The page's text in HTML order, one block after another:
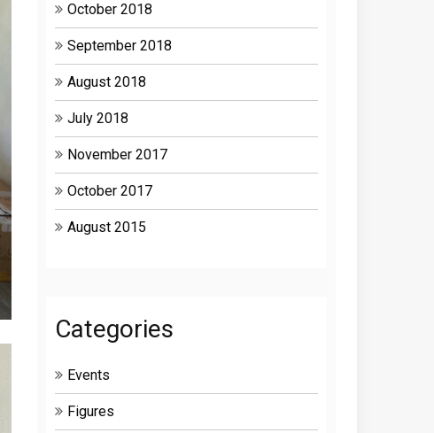
October 2018
September 2018
August 2018
July 2018
November 2017
October 2017
August 2015
Categories
Events
Figures